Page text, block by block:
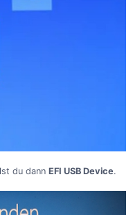
du dann EFI USB Device.